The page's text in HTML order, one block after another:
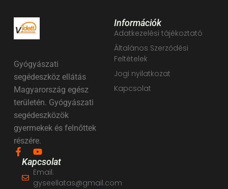
Gyógyászati
segédeszköz ellátás
Magyarország egész
területén. Gyógyászati
segédeszközök
gyermekek és felnőttek
részére.
Információk
Adatkezelési tájékoztató
Általános Szerződési
Feltételek
Jogi nyilatkozat
Kapcsolat
Kapcsolat
Email:
gyseellatas@gmail.com